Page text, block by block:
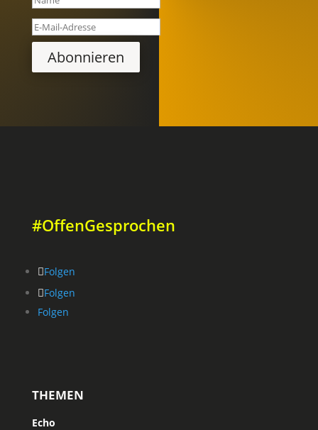
Abonnieren
#OffenGesprochen
Folgen
Folgen
Folgen
THEMEN
Echo